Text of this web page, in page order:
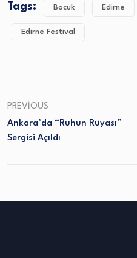
Tags: Bocuk Edirne
Edirne Festival
PREVIOUS
Ankara’da “Ruhun Rüyası”
Sergisi Açıldı